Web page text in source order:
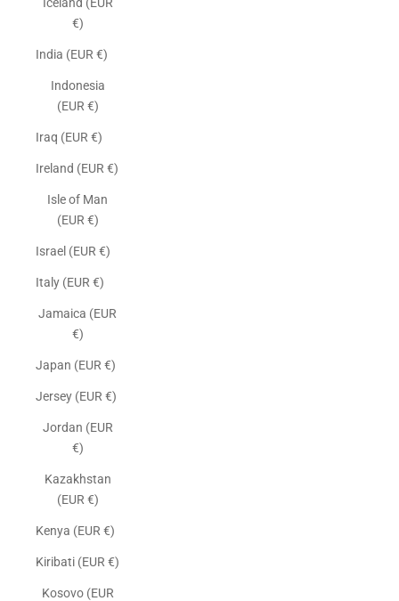
€)
India (EUR €)
Indonesia
(EUR €)
Iraq (EUR €)
Ireland (EUR €)
Isle of Man
(EUR €)
Israel (EUR €)
Italy (EUR €)
Jamaica (EUR
€)
Japan (EUR €)
Jersey (EUR €)
Jordan (EUR
€)
Kazakhstan
(EUR €)
Kenya (EUR €)
Kiribati (EUR €)
Kosovo (EUR